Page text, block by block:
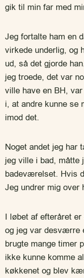
gik til min far med
Jeg fortalte ham en
virkede underlig, og
ud, så det gjorde
jeg troede, det var
ville have en BH,
i, at andre kunne se
imod det.
Noget andet jeg har
jeg ville i bad, måtte
badeværelset. Hvis
Jeg undrer mig over
I løbet af efteråret
og jeg var desværre
brugte mange timer
ikke kunne komme
køkkenet og blev